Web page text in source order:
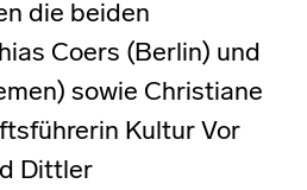
die beiden
Coers (Berlin) und
sowie Christiane
Kultur Vor
Dittler